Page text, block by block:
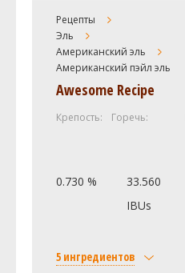
Рецепты
Эль
Американский эль
Американский пэйл эль
Awesome Recipe
Крепость: Горечь:
0.730 %
33.560
IBUs
5 ингредиентов